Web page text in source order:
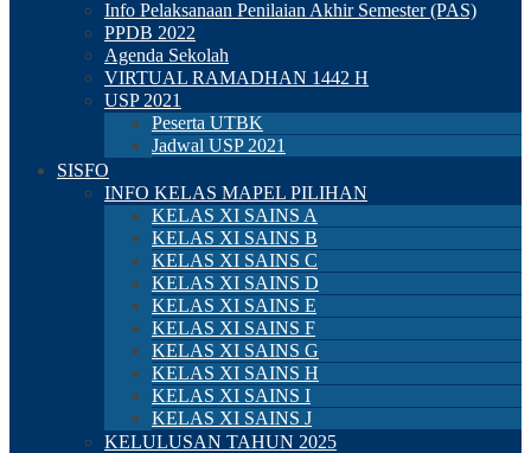
Info Pelaksanaan Penilaian Akhir Semester (PAS)
PPDB 2022
Agenda Sekolah
VIRTUAL RAMADHAN 1442 H
USP 2021
Peserta UTBK
Jadwal USP 2021
SISFO
INFO KELAS MAPEL PILIHAN
KELAS XI SAINS A
KELAS XI SAINS B
KELAS XI SAINS C
KELAS XI SAINS D
KELAS XI SAINS E
KELAS XI SAINS F
KELAS XI SAINS G
KELAS XI SAINS H
KELAS XI SAINS I
KELAS XI SAINS J
KELULUSAN TAHUN 2025